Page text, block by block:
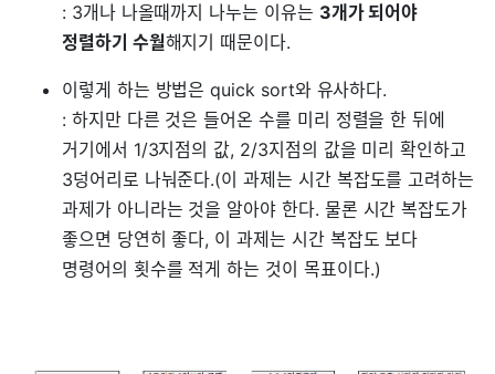
: 3개나 나올때까지 나누는 이유는 3개가 되어야
정렬하기 수월해지기 때문이다.
이렇게 하는 방법은 quick sort와 유사하다.
: 하지만 다른 것은 들어온 수를 미리 정렬을 한 뒤에
거기에서 1/3지점의 값, 2/3지점의 값을 미리 확인하고
3덩어리로 나눠준다.(이 과제는 시간 복잡도를 고려하는
과제가 아니라는 것을 알아야 한다. 물론 시간 복잡도가
좋으면 당연히 좋다, 이 과제는 시간 복잡도 보다
명령어의 횟수를 적게 하는 것이 목표이다.)